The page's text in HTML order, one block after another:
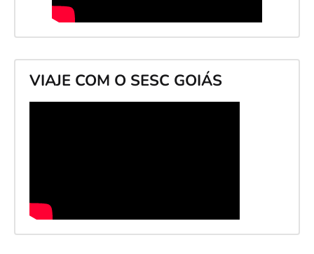
VIAJE COM O SESC GOIÁS